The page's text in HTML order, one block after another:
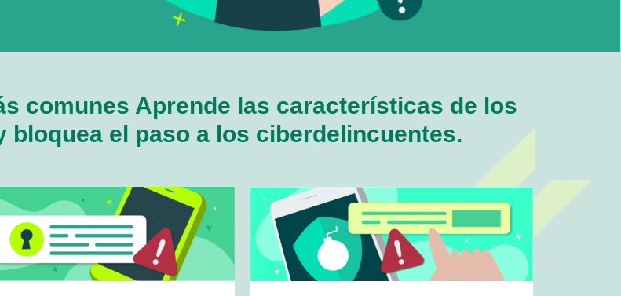
comunes Aprende las características de los
el paso a los ciberdelincuentes.